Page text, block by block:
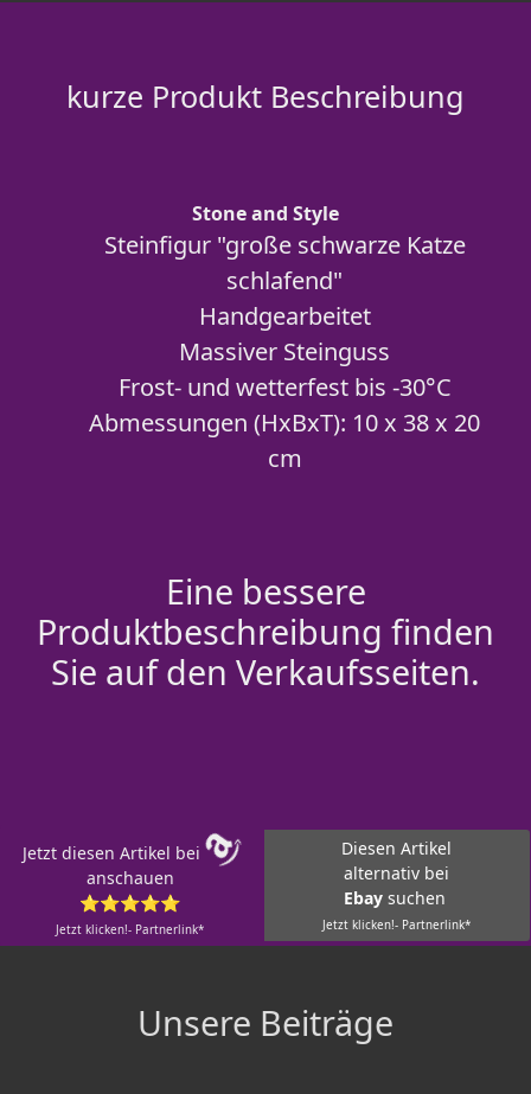
kurze Produkt Beschreibung
Stone and Style
Steinfigur "große schwarze Katze
schlafend"
Handgearbeitet
Massiver Steinguss
Frost- und wetterfest bis -30°C
Abmessungen (HxBxT): 10 x 38 x 20
cm
Eine bessere
Produktbeschreibung finden
Sie auf den Verkaufsseiten.
Jetzt diesen Artikel bei
anschauen
⭐⭐⭐⭐⭐
Jetzt klicken!- Partnerlink*
Diesen Artikel
alternativ bei
Ebay suchen
Jetzt klicken!- Partnerlink*
Unsere Beiträge